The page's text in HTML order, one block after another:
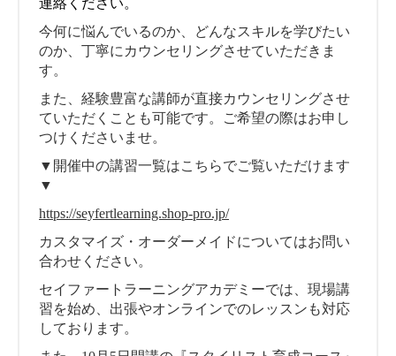
連絡ください。
今何に悩んでいるのか、どんなスキルを学びたい
のか、丁寧にカウンセリングさせていただきま
す。
また、経験豊富な講師が直接カウンセリングさせ
ていただくことも可能です。ご希望の際はお申し
つけくださいませ。
▼開催中の講習一覧はこちらでご覧いただけます
▼
https://seyfertlearning.shop-pro.jp/
カスタマイズ・オーダーメイドについてはお問い
合わせください。
セイファートラーニングアカデミーでは、現場講
習を始め、出張やオンラインでのレッスンも対応
しております。